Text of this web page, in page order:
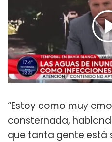
“Estoy como muy
consternada,
que tanta gente está